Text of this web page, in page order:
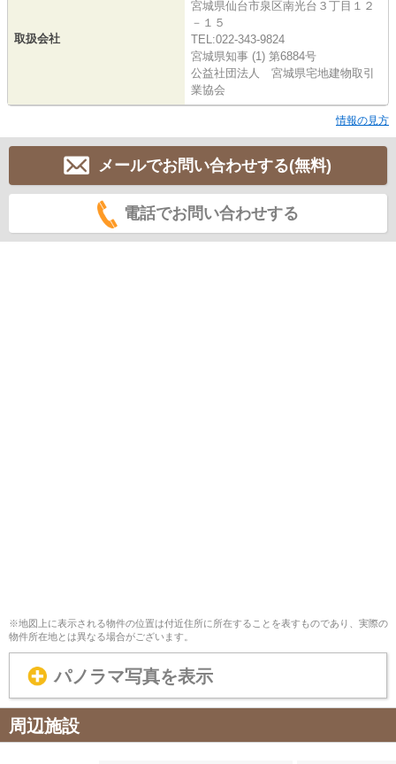
取扱会社
宮城県仙台市泉区南光台３丁目１２
－１５
TEL:022-343-9824
宮城県知事 (1) 第6884号
公益社団法人 宮城県宅地建物取引
業協会
情報の見方
メールでお問い合わせする(無料)
電話でお問い合わせする
※地図上に表示される物件の位置は付近住所に所在することを表すものであり、実際の
物件所在地とは異なる場合がございます。
パノラマ写真を表示
周辺施設